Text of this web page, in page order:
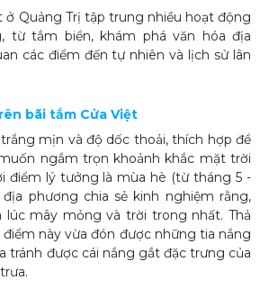
ở Quảng Trị tập trung nhiều hoạt động
từ tắm biển, khám phá văn hóa địa
các điểm đến tự nhiên và lịch sử lân
bãi tắm Cửa Việt
mịn và độ dốc thoải, thích hợp để
ngắm trọn khoảnh khắc mặt trời
điểm lý tưởng là mùa hè (từ tháng 5 -
phương chia sẻ kinh nghiệm rằng,
lúc mây mỏng và trời trong nhất. Thả
này vừa đón được những tia nắng
tránh được cái nắng gắt đặc trưng của